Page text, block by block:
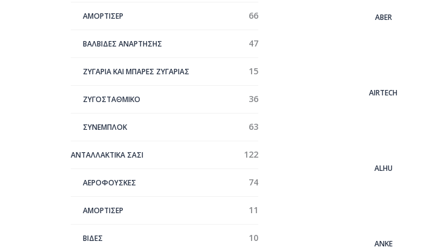
ΑΜΟΡΤΙΣΕΡ 66
ΒΑΛΒΙΔΕΣ ΑΝΑΡΤΗΣΗΣ 47
ΖΥΓΑΡΙΑ ΚΑΙ ΜΠΑΡΕΣ ΖΥΓΑΡΙΑΣ 15
ΖΥΓΟΣΤΑΘΜΙΚΟ 36
ΣYΝΕΜΠΛΟΚ 63
ΑΝΤΑΛΛΑΚΤΙΚΑ ΣΑΣΙ 122
ΑΕΡΟΦΟΥΣΚΕΣ 74
ΑΜΟΡΤΙΣΕΡ 11
ΒΙΔΕΣ 10
ABER
AIRTECH
ALHU
ANKE